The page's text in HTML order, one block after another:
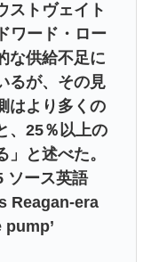
ストヴェイト
ワード・ロー
な供給不足に
るが、その見
はより多くの
、25％以上の
と述べた。
ソース英語
Reagan-era